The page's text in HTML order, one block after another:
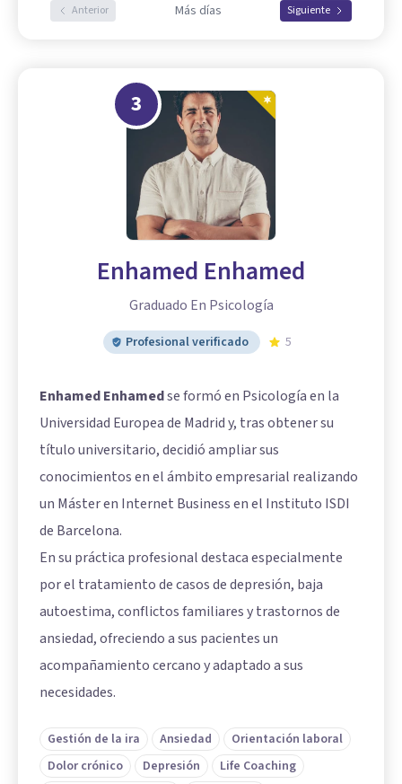
Anterior Más días Siguiente
3
Enhamed Enhamed
Graduado En Psicología
Profesional verificado 5
Enhamed Enhamedse formó en Psicología en la
Universidad Europea de Madrid y, tras obtener su
título universitario, decidió ampliar sus
conocimientos en el ámbito empresarial realizando
un Máster en Internet Business en el Instituto ISDI
de Barcelona.
En su práctica profesional destaca especialmente
por el tratamiento de casos de depresión, baja
autoestima, conflictos familiares y trastornos de
ansiedad, ofreciendo a sus pacientes un
acompañamiento cercano y adaptado a sus
necesidades.
Gestión de la ira Ansiedad
Orientación laboral
Dolor crónico
Depresión
Life Coaching